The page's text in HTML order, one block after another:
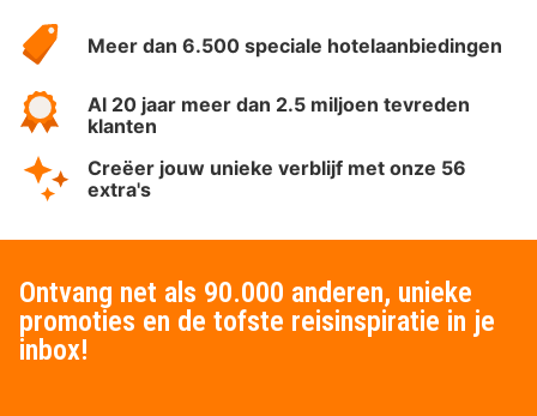
HotelSpecials
Meer dan 6.500 speciale hotelaanbiedingen
Al 20 jaar meer dan 2.5 miljoen tevreden
klanten
Creëer jouw unieke verblijf met onze 56
extra's
Ontvang net als 90.000 anderen, unieke
promoties en de tofste reisinspiratie in je
inbox!